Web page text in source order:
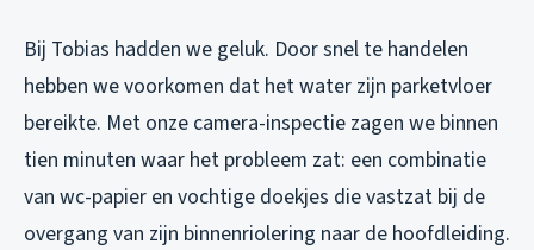
Bij Tobias hadden we geluk. Door snel te handelen
hebben we voorkomen dat het water zijn parketvloer
bereikte. Met onze camera-inspectie zagen we binnen
tien minuten waar het probleem zat: een combinatie
van wc-papier en vochtige doekjes die vastzat bij de
overgang van zijn binnenriolering naar de hoofdleiding.